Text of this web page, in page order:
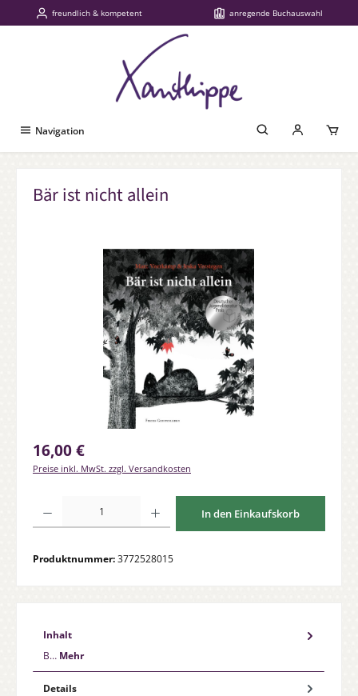
Zum Hauptinhalt springen
freundlich & kompetent anregende Buchauswahl
Navigation
Bär ist nicht allein
Bildergalerie überspringen
Regulärer Preis:
16,00 €
Preise inkl. MwSt. zzgl. Versandkosten
In den Einkaufskorb
Produktnummer:3772528015
Inhalt
B… Mehr
Details